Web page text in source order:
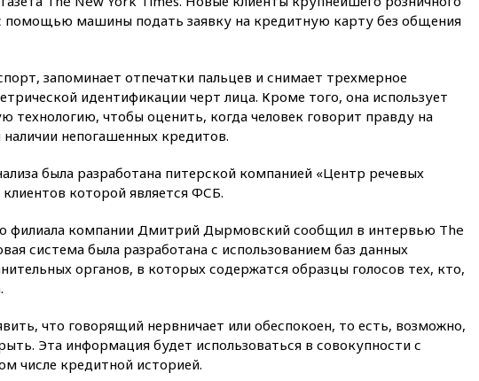
в России могут обязать
раздавать питьевую воду
Mind Money Юлия Хандошко
признала свою вину
10:41 Пашинян: Армения
ЕС и ЕАЭС
обмена криптовалюты в
«Москве-Сити»
10:13Минтранс предлагает
БПЛА
09:56 Хакеры нашли
помощью машины подать заявку на кредитную карту без общения
запоминает отпечатки пальцев и снимает трехмерное
идентификации черт лица. Кроме того, она использует
технологию, чтобы оценить, когда человек говорит правду на
непогашенных кредитов.
была разработана питерской компанией «Центр речевых
которой является ФСБ.
филиала компании Дмитрий Дырмовский сообщил в интервью The
система была разработана с использованием баз данных
органов, в которых содержатся образцы голосов тех, кто,
что говорящий нервничает или обеспокоен, то есть, возможно,
Эта информация будет использоваться в совокупности с
числе кредитной историей.